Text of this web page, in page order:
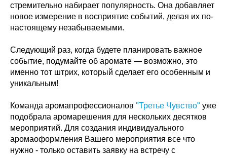
стремительно набирает популярность. Она добавляет
новое измерение в восприятие событий, делая их по-
настоящему незабываемыми.
Следующий раз, когда будете планировать важное
событие, подумайте об аромате — возможно, это
именно тот штрих, который сделает его особенным и
уникальным!
Команда аромапрофессионалов "Третье Чувство" уже
подобрала аромарешения для нескольких десятков
мероприятий. Для создания индивидуального
аромаоформления Вашего мероприятия все что
нужно - только оставить заявку на встречу с